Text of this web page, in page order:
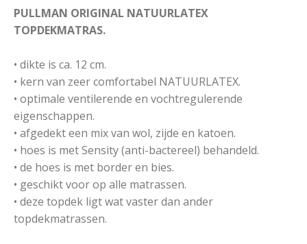
PULLMAN ORIGINAL NATUURLATEX
TOPDEKMATRAS.
• dikte is ca. 12 cm.
• kern van zeer comfortabel NATUURLATEX.
• optimale ventilerende en vochtregulerende
eigenschappen.
• afgedekt een mix van wol, zijde en katoen.
• hoes is met Sensity (anti-bactereel) behandeld.
• de hoes is met border en bies.
• geschikt voor op alle matrassen.
• deze topdek ligt wat vaster dan ander
topdekmatrassen.